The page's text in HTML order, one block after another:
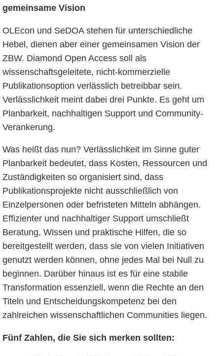
gemeinsame Vision
OLEcon und SeDOA stehen für unterschiedliche
Hebel, dienen aber einer gemeinsamen Vision der
ZBW. Diamond Open Access soll als
wissenschaftsgeleitete, nicht-kommerzielle
Publikationsoption verlässlich betreibbar sein.
Verlässlichkeit meint dabei drei Punkte. Es geht um
Planbarkeit, nachhaltigen Support und Community-
Verankerung.
Was heißt das nun? Verlässlichkeit im Sinne guter
Planbarkeit bedeutet, dass Kosten, Ressourcen und
Zuständigkeiten so organisiert sind, dass
Publikationsprojekte nicht ausschließlich von
Einzelpersonen oder befristeten Mitteln abhängen.
Effizienter und nachhaltiger Support umschließt
Beratung, Wissen und praktische Hilfen, die so
bereitgestellt werden, dass sie von vielen Initiativen
genutzt werden können, ohne jedes Mal bei Null zu
beginnen. Darüber hinaus ist es für eine stabile
Transformation essenziell, wenn die Rechte an den
Titeln und Entscheidungskompetenz bei den
zahlreichen wissenschaftlichen Communities liegen.
Fünf Zahlen, die Sie sich merken sollten: